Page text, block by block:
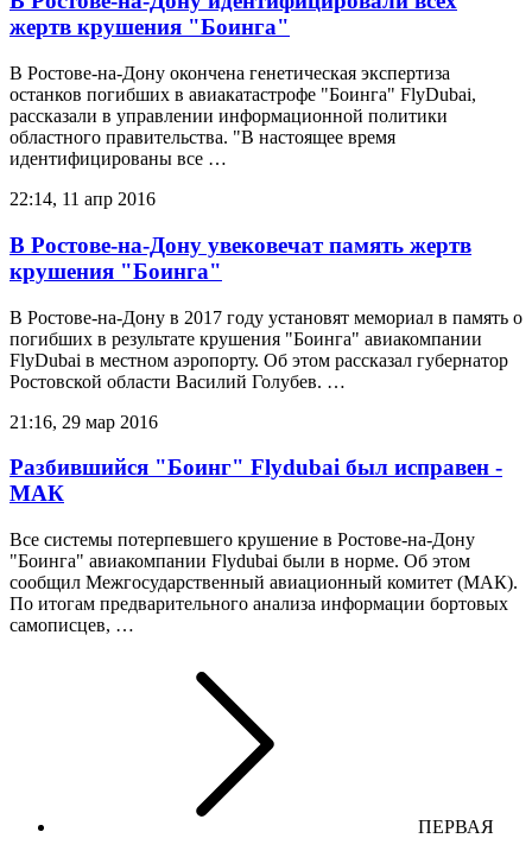
жертв крушения "Боинга"
В Ростове-на-Дону окончена генетическая экспертиза
останков погибших в авиакатастрофе "Боинга" FlyDubai,
рассказали в управлении информационной политики
областного правительства. "В настоящее время
идентифицированы все …
22:14, 11 апр 2016
В Ростове-на-Дону увековечат память жертв
крушения "Боинга"
В Ростове-на-Дону в 2017 году установят мемориал в память о
погибших в результате крушения "Боинга" авиакомпании
FlyDubai в местном аэропорту. Об этом рассказал губернатор
Ростовской области Василий Голубев. …
21:16, 29 мар 2016
Разбившийся "Боинг" Flydubai был исправен -
МАК
Все системы потерпевшего крушение в Ростове-на-Дону
"Боинга" авиакомпании Flydubai были в норме. Об этом
сообщил Межгосударственный авиационный комитет (МАК).
По итогам предварительного анализа информации бортовых
самописцев, …
ПЕРВАЯ